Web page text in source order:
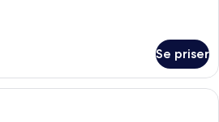
Se priser
Spa Room | Safe på rommet,